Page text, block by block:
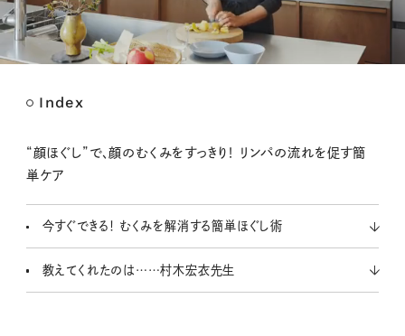
t
Index
“顔ほぐし”で、顔のむくみをすっきり！ リンパの流れを促す簡
単ケア
今すぐできる！ むくみを解消する簡単ほぐし術
教えてくれたのは……村木宏衣先生